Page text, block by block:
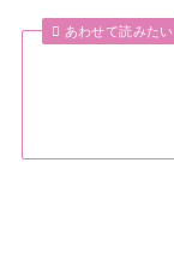
あわせて読みたい